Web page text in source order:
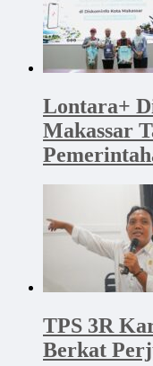
Lontara+
Makassar
TPS 3R
Berkat